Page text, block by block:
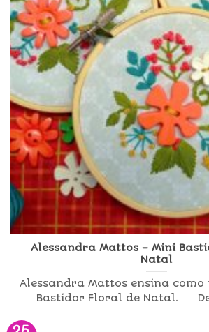
Alessandra Mattos – Mini
Natal
Alessandra Mattos ensina
Bastidor Floral de Natal.